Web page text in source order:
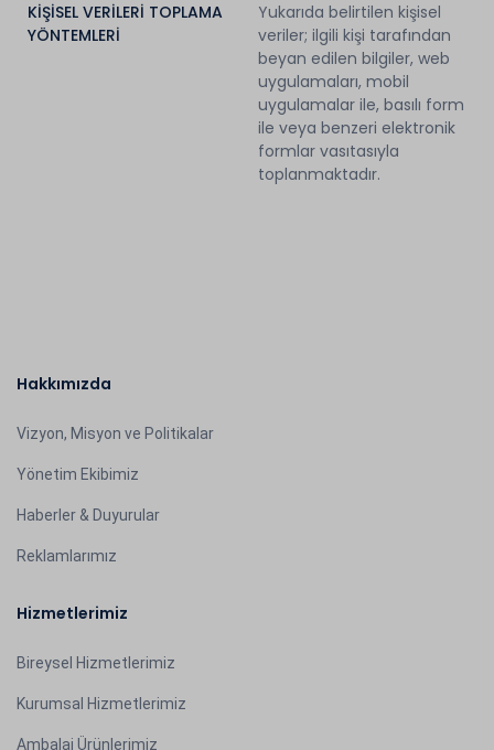
KİŞİSEL VERİLERİ TOPLAMA
YÖNTEMLERİ
Yukarıda belirtilen kişisel
veriler; ilgili kişi tarafından
beyan edilen bilgiler, web
uygulamaları, mobil
uygulamalar ile, basılı form
ile veya benzeri elektronik
formlar vasıtasıyla
toplanmaktadır.
Hakkımızda
Vizyon, Misyon ve Politikalar
Yönetim Ekibimiz
Haberler & Duyurular
Reklamlarımız
Hizmetlerimiz
Bireysel Hizmetlerimiz
Kurumsal Hizmetlerimiz
Ambalaj Ürünlerimiz